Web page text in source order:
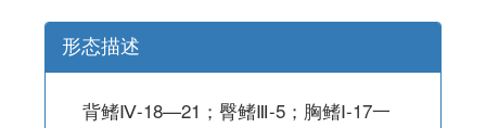
形态描述
背鳍Ⅳ-18—21；臀鳍Ⅲ-5；胸鳍Ⅰ-17一